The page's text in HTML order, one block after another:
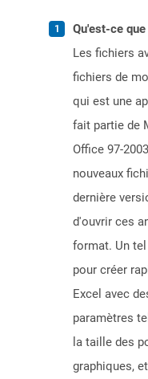
Qu'est-ce
Les fichiers
fichiers de
qui est une
fait partie de
Office 97-
nouveaux
dernière
d'ouvrir ces
format. Un
pour créer
Excel avec
paramètres
la taille des
graphiques,